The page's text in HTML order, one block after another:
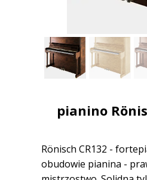
Rönisch CR132 -
obudowie pianina -
pianino Rö